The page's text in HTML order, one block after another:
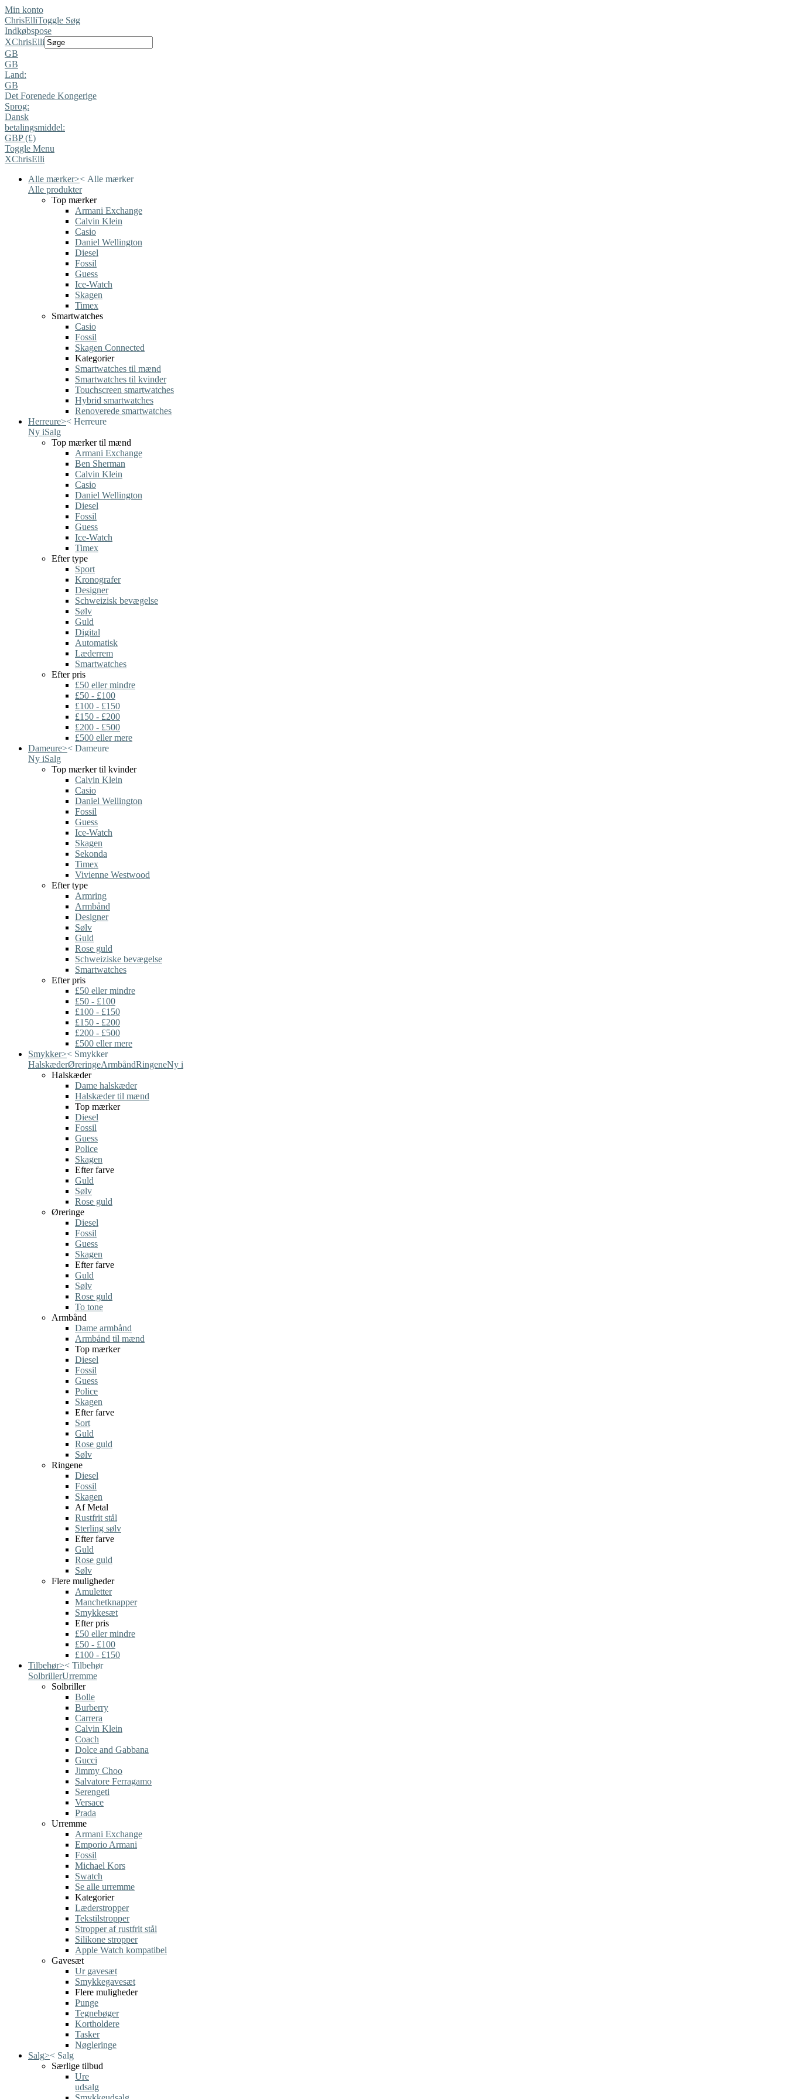
Min konto
ChrisElliToggle Søg
Indkøbspose
XChrisElli
GB
GB
Land:
GB
Det Forenede Kongerige
Sprog:
Dansk
betalingsmiddel:
GBP (£)
Toggle Menu
XChrisElli
Alle mærker>< Alle mærker
Alle produkter
Top mærker
Armani Exchange
Calvin Klein
Casio
Daniel Wellington
Diesel
Fossil
Guess
Ice-Watch
Skagen
Timex
Smartwatches
Casio
Fossil
Skagen Connected
Kategorier
Smartwatches til mænd
Smartwatches til kvinder
Touchscreen smartwatches
Hybrid smartwatches
Renoverede smartwatches
Herreure>< Herreure
Ny iSalg
Top mærker til mænd
Armani Exchange
Ben Sherman
Calvin Klein
Casio
Daniel Wellington
Diesel
Fossil
Guess
Ice-Watch
Timex
Efter type
Sport
Kronografer
Designer
Schweizisk bevægelse
Sølv
Guld
Digital
Automatisk
Læderrem
Smartwatches
Efter pris
£50 eller mindre
£50 - £100
£100 - £150
£150 - £200
£200 - £500
£500 eller mere
Dameure>< Dameure
Ny iSalg
Top mærker til kvinder
Calvin Klein
Casio
Daniel Wellington
Fossil
Guess
Ice-Watch
Skagen
Sekonda
Timex
Vivienne Westwood
Efter type
Armring
Armbånd
Designer
Sølv
Guld
Rose guld
Schweiziske bevægelse
Smartwatches
Efter pris
£50 eller mindre
£50 - £100
£100 - £150
£150 - £200
£200 - £500
£500 eller mere
Smykker>< Smykker
HalskæderØreringeArmbåndRingeneNy i
Halskæder
Dame halskæder
Halskæder til mænd
Top mærker
Diesel
Fossil
Guess
Police
Skagen
Efter farve
Guld
Sølv
Rose guld
Øreringe
Diesel
Fossil
Guess
Skagen
Efter farve
Guld
Sølv
Rose guld
To tone
Armbånd
Dame armbånd
Armbånd til mænd
Top mærker
Diesel
Fossil
Guess
Police
Skagen
Efter farve
Sort
Guld
Rose guld
Sølv
Ringene
Diesel
Fossil
Skagen
Af Metal
Rustfrit stål
Sterling sølv
Efter farve
Guld
Rose guld
Sølv
Flere muligheder
Amuletter
Manchetknapper
Smykkesæt
Efter pris
£50 eller mindre
£50 - £100
£100 - £150
Tilbehør>< Tilbehør
SolbrillerUrremme
Solbriller
Bolle
Burberry
Carrera
Calvin Klein
Coach
Dolce and Gabbana
Gucci
Jimmy Choo
Salvatore Ferragamo
Serengeti
Versace
Prada
Urremme
Armani Exchange
Emporio Armani
Fossil
Michael Kors
Swatch
Se alle urremme
Kategorier
Læderstropper
Tekstilstropper
Stropper af rustfrit stål
Silikone stropper
Apple Watch kompatibel
Gavesæt
Ur gavesæt
Smykkegavesæt
Flere muligheder
Punge
Tegnebøger
Kortholdere
Tasker
Nøgleringe
Salg>< Salg
Særlige tilbud
Ure
udsalg